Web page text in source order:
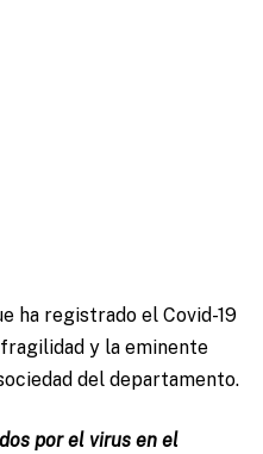
ha registrado el Covid-19
y la eminente
del departamento.
por el virus en el